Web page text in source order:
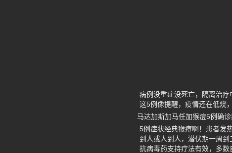
病例没重症没死亡，隔离治
这5例像提醒，疫情还在低烧
马达加斯加马任加猴痘5例确
5例症状经典猴痘啊！患者发
到人或人到人，潜伏期一周
抗病毒药支持疗法有效，多